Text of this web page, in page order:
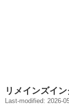
リメインズイ
Last-modified: 2026-